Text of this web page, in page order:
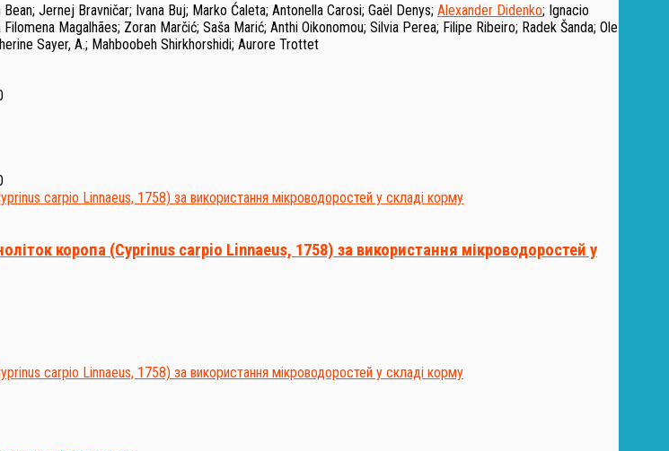
Bean; Jernej Bravničar; Ivana Buj; Marko Ćaleta; Antonella Carosi; Gaël Denys; Alexander Didenko; Ignacio
Filomena Magalhães; Zoran Marčić; Saša Marić; Anthi Oikonomou; Silvia Perea; Filipe Ribeiro; Radek Šanda; Ole
Sayer, A.; Mahboobeh Shirkhorshidi; Aurore Trottet
коропа (Cyprinus carpio Linnaeus, 1758) за використання мікроводоростей у